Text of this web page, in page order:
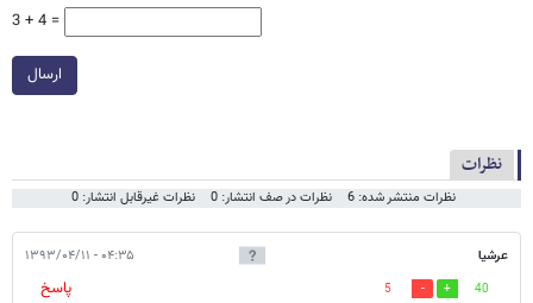
3 + 4 =
ارسال
نظرات
نظرات منتشر شده: 6 نظرات در صف انتشار: 0 نظرات غیرقابل انتشار: 0
عرشیا ۰۴:۳۵ - ۱۳۹۳/۰۴/۱۱
40
5
پاسخ